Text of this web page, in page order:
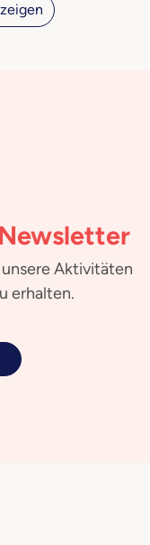
Aktivitäten
erhalten.